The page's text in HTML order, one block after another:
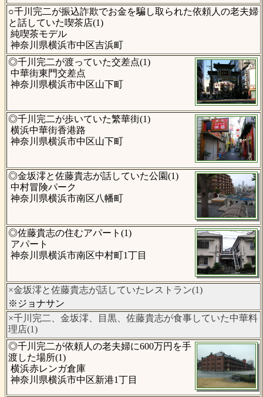
○千川完二が振込詐欺でお金を騙し取られた依頼人の老夫婦
と話していた喫茶店(1)
純喫茶モデル
神奈川県横浜市中区吉浜町
◎千川完二が渡っていた交差点(1)
中華街東門交差点
神奈川県横浜市中区山下町
◎千川完二が歩いていた繁華街(1)
横浜中華街香港路
神奈川県横浜市中区山下町
◎金坂澪と佐藤貴志が話していた公園(1)
中村冒険パーク
神奈川県横浜市南区八幡町
◎佐藤貴志の住むアパート(1)
アパート
神奈川県横浜市南区中村町1丁目
×金坂澪と佐藤貴志が話していたレストラン(1)
※ジョナサン
×千川完二、金坂澪、目黒、佐藤貴志が食事していた中華料
理店(1)
◎千川完二が依頼人の老夫婦に600万円を手
渡した場所(1)
横浜赤レンガ倉庫
神奈川県横浜市中区新港1丁目